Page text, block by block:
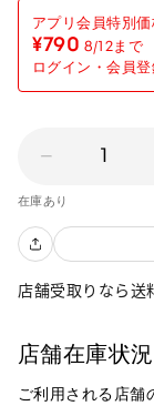
¥790 8/12まで
ログイン・会員
1
在庫あり
店舗受取りなら送
店舗在庫状況
ご利用される店舗